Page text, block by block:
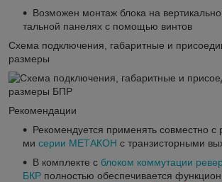
Возможен монтаж блока на
таль­ной па­не­лях с по­мо­щью вин­тов
Схема подключения, габаритные и
размеры
Рекомендации
Рекомендуется при­ме­нять со­вме­с­т­но с
ми се­рии МЕТАКОН с транзисторными
В комплекте с блоком коммутации
БКР полностью обеспечивается